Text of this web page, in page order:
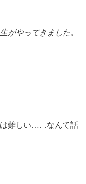
がやってきました。
は難しい……なんて話